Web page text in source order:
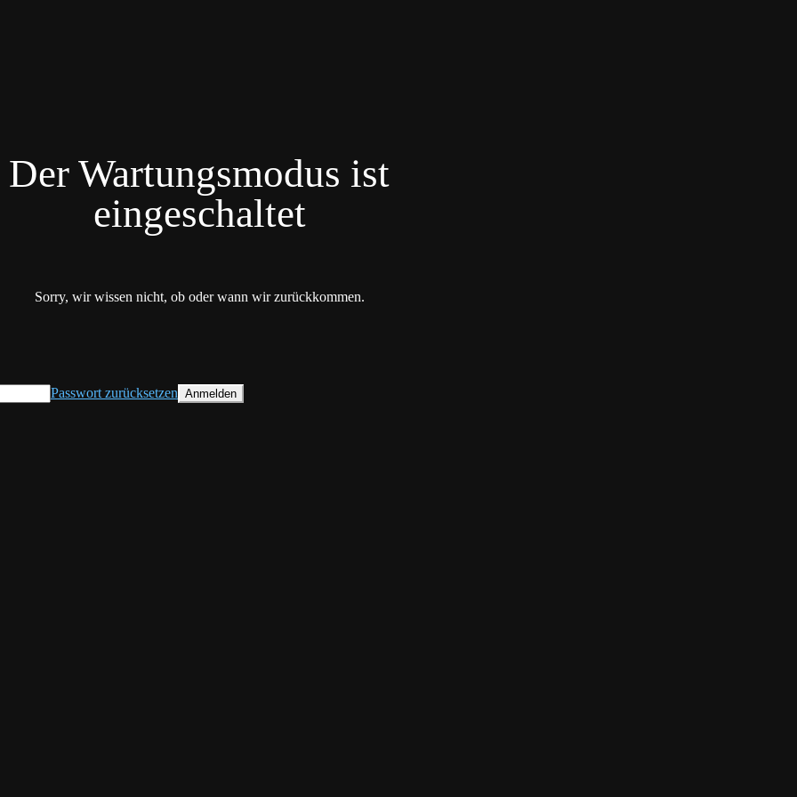
Der Wartungsmodus ist
eingeschaltet
Sorry, wir wissen nicht, ob oder wann wir zurückkommen.
Passwort zurücksetzen